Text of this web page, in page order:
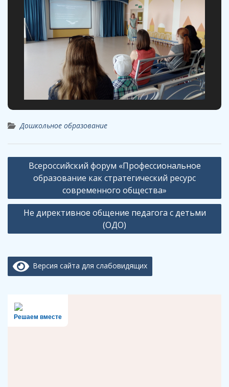
Дошкольное образование
Навигация
Всероссийский форум «Профессиональное
образование как стратегический ресурс
современного общества»
Не директивное общение педагога с детьми
(ОДО)
Версия сайта для слабовидящих
Решаем вместе